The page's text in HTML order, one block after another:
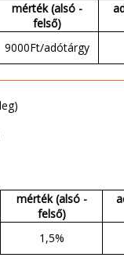
mérték (alsó -
felső)
9000Ft/adótárgy
mérték (alsó -
felső)
1,5%